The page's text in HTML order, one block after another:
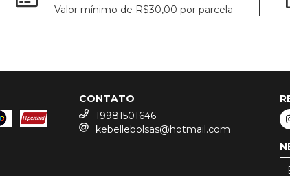
Valor mínimo de R$30,00 por parcela
CONTATO
19981501646
kebellebolsas@hotmail.com